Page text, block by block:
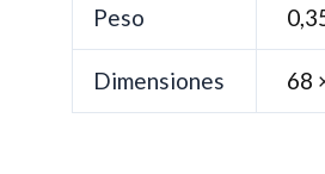
Peso
Dimensiones 68